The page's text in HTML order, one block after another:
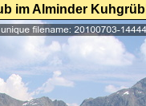
im Alminder Kuhgrübl